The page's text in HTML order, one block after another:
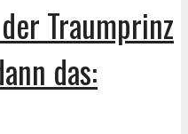
Traumprinz
das: